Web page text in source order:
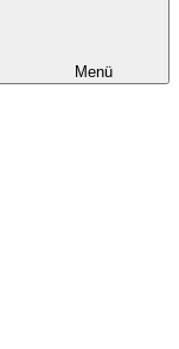
Menü